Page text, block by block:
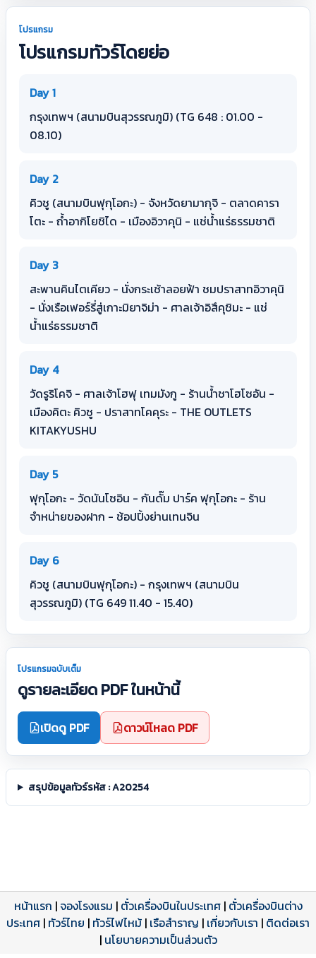
โปรแกรม
โปรแกรมทัวร์โดยย่อ
Day 1
กรุงเทพฯ (สนามบินสุวรรณภูมิ) (TG 648 : 01.00 -
08.10)
Day 2
คิวชู (สนามบินฟุกุโอกะ) - จังหวัดยามากุจิ - ตลาดคารา
โตะ - ถ้ำอากิโยชิได - เมืองอิวาคุนิ - แช่น้ำแร่ธรรมชาติ
Day 3
สะพานคินไตเคียว - นั่งกระเช้าลอยฟ้า ชมปราสาทอิวาคุนิ
- นั่งเรือเฟอร์รี่สู่เกาะมิยาจิม่า - ศาลเจ้าอิสึคุชิมะ - แช่
น้ำแร่ธรรมชาติ
Day 4
วัดรูริโคจิ - ศาลเจ้าโฮฟุ เทมมังกู - ร้านน้ำชาโฮโซอัน -
เมืองคิตะ คิวชู - ปราสาทโคคุระ - THE OUTLETS
KITAKYUSHU
Day 5
ฟุกุโอกะ - วัดนันโซอิน - กันดั๊ม ปาร์ค ฟุกุโอกะ - ร้าน
จำหน่ายของฝาก - ช้อปปิ้งย่านเทนจิน
Day 6
คิวชู (สนามบินฟุกุโอกะ) - กรุงเทพฯ (สนามบิน
สุวรรณภูมิ) (TG 649 11.40 - 15.40)
โปรแกรมฉบับเต็ม
ดูรายละเอียด PDF ในหน้านี้
เปิดดู PDF ดาวน์โหลด PDF
สรุปข้อมูลทัวร์รหัส : A20254
โปรแกรมทัวร์
ดาวน์โหลด PDF
รีวิวลูกค้าจริง
รีวิวจาก eTravelWay
เปิดหน้าเต็ม
ใบอนุญาตนำเที่ยว
เลขที่ 11/11450
เปิดหน้าเต็ม
หน้าแรก |จองโรงแรม | ตั๋วเครื่องบินในประเทศ| ตั๋วเครื่องบินต่าง
ประเทศ | ทัวร์ไทย | ทัวร์ไฟไหม้ | เรือสำราญ | เกี่ยวกับเรา | ติดต่อเรา
| นโยบายความเป็นส่วนตัว